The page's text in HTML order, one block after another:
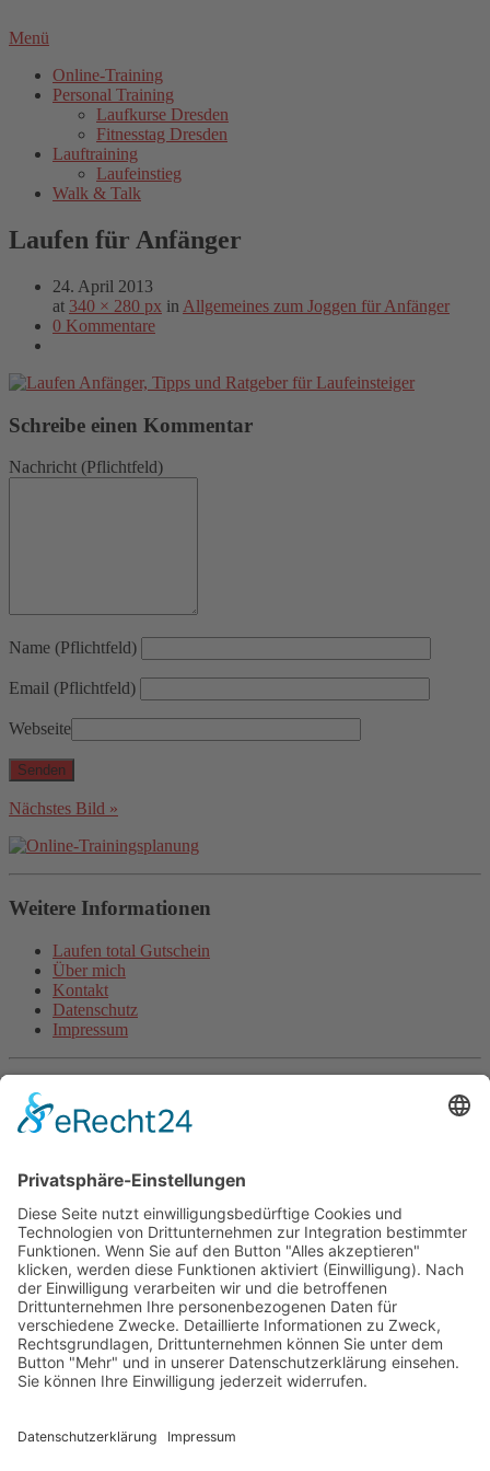
Menü
Online-Training
Personal Training
Laufkurse Dresden
Fitnesstag Dresden
Lauftraining
Laufeinstieg
Walk & Talk
Laufen für Anfänger
24. April 2013
at 340 × 280 px in Allgemeines zum Joggen für Anfänger
0 Kommentare
Schreibe einen Kommentar
Nachricht (Pflichtfeld)
Name (Pflichtfeld)
Email (Pflichtfeld)
Webseite
Nächstes Bild »
Weitere Informationen
Laufen total Gutschein
Über mich
Kontakt
Datenschutz
Impressum
Aktuelle Artikel
Steigerungsläufe machen schneller (inkl. Video)
Halbmarathon-Trainingsplan für „Anfänger“
Plank-Challenge: Deine persönliche Herausforderung
Grundlagentraining Laufen oder der Beginn der neuen
Laufsaison
Fitnessband Übungen für mehr Kraft
Langsam Laufen im Training
Mit Treppentraining und Treppenlaufen zu Ausdauer und
Kraft
Lauftraining: Fahrtspiel
Lauftempo steigern und verbessern
© 2026 - Personal Training in Dresden mit Heiko Wache und